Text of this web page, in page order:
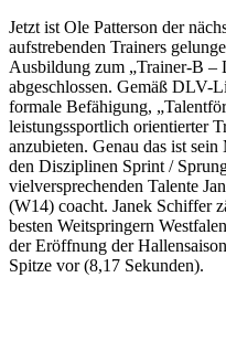
Jetzt ist Ole Patterson der
aufstrebenden Trainers
Ausbildung zum „Trainer-B –
abgeschlossen. Gemäß DLV-
formale Befähigung,
leistungssportlich orientierter
anzubieten. Genau das ist
den Disziplinen Sprint /
vielversprechenden Talente
(W14) coacht. Janek Schiffer
besten Weitspringern
der Eröffnung der
Spitze vor (8,17 Sekunden).